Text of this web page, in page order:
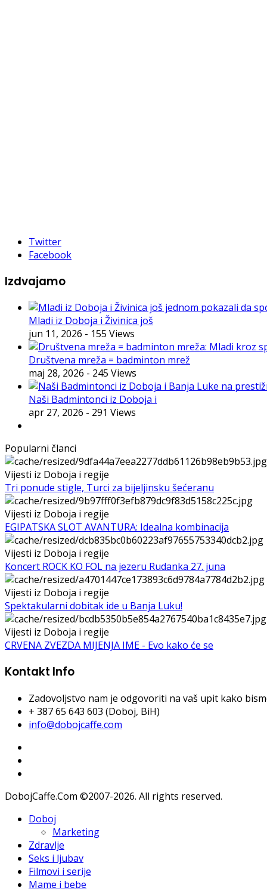
Twitter
Facebook
Izdvajamo
Mladi iz Doboja i Živinica još
jun 11, 2026 - 155 Views
Društvena mreža = badminton mrež
maj 28, 2026 - 245 Views
Naši Badmintonci iz Doboja i
apr 27, 2026 - 291 Views
Popularni članci
Vijesti iz Doboja i regije
Tri ponude stigle, Turci za bijeljinsku šećeranu
Vijesti iz Doboja i regije
EGIPATSKA SLOT AVANTURA: Idealna kombinacija
Vijesti iz Doboja i regije
Koncert ROCK KO FOL na jezeru Rudanka 27. juna
Vijesti iz Doboja i regije
Spektakularni dobitak ide u Banja Luku!
Vijesti iz Doboja i regije
CRVENA ZVEZDA MIJENJA IME - Evo kako će se
Kontakt Info
Zadovoljstvo nam je odgovoriti na vaš upit kako
+ 387 65 643 603 (Doboj, BiH)
info@dobojcaffe.com
DobojCaffe.Com ©2007-2026. All rights reserved.
Doboj
Marketing
Zdravlje
Seks i ljubav
Filmovi i serije
Mame i bebe